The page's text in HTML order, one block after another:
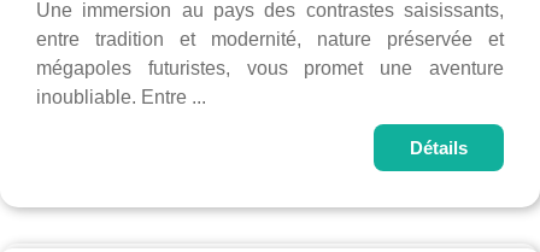
Une immersion au pays des contrastes saisissants,
entre tradition et modernité, nature préservée et
mégapoles futuristes, vous promet une aventure
inoubliable. Entre ...
Détails